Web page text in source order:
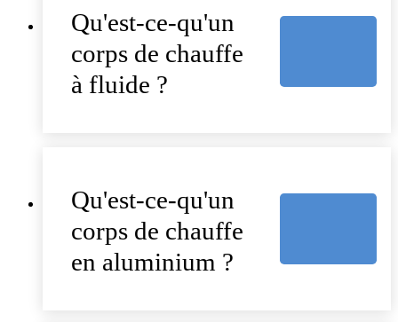
Qu'est-ce-qu'un
corps de chauffe
à fluide ?
Qu'est-ce-qu'un
corps de chauffe
en aluminium ?